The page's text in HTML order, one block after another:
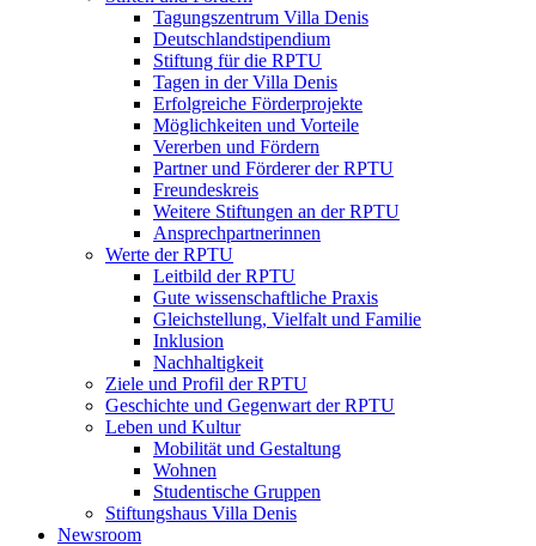
Tagungszentrum Villa Denis
Deutschlandstipendium
Stiftung für die RPTU
Tagen in der Villa Denis
Erfolgreiche Förderprojekte
Möglichkeiten und Vorteile
Vererben und Fördern
Partner und Förderer der RPTU
Freundeskreis
Weitere Stiftungen an der RPTU
Ansprechpartnerinnen
Werte der RPTU
Leitbild der RPTU
Gute wissenschaftliche Praxis
Gleichstellung, Vielfalt und Familie
Inklusion
Nachhaltigkeit
Ziele und Profil der RPTU
Geschichte und Gegenwart der RPTU
Leben und Kultur
Mobilität und Gestaltung
Wohnen
Studentische Gruppen
Stiftungshaus Villa Denis
Newsroom